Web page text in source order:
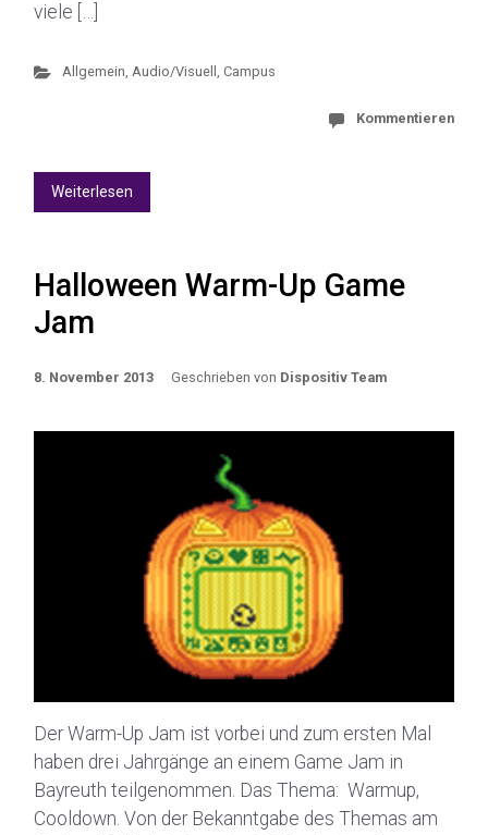
viele […]
Allgemein, Audio/Visuell , Campus
Kommentieren
Weiterlesen
Halloween Warm-Up Game
Jam
8. November 2013 Geschrieben von Dispositiv Team
Der Warm-Up Jam ist vorbei und zum ersten Mal
haben drei Jahrgänge an einem Game Jam in
Bayreuth teilgenommen. Das Thema: Warmup,
Cooldown. Von der Bekanntgabe des Themas am